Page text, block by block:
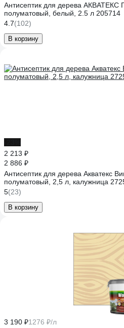
Антисептик для дерева
полуматовый, белый, 2.5 л 205714
4.7(102)
В корзину
2 213 ₽
2 886 ₽
Антисептик для дерева Акватекс
полуматовый, 2,5 л, калужница
5(23)
В корзину
3 190 ₽1276 ₽/л